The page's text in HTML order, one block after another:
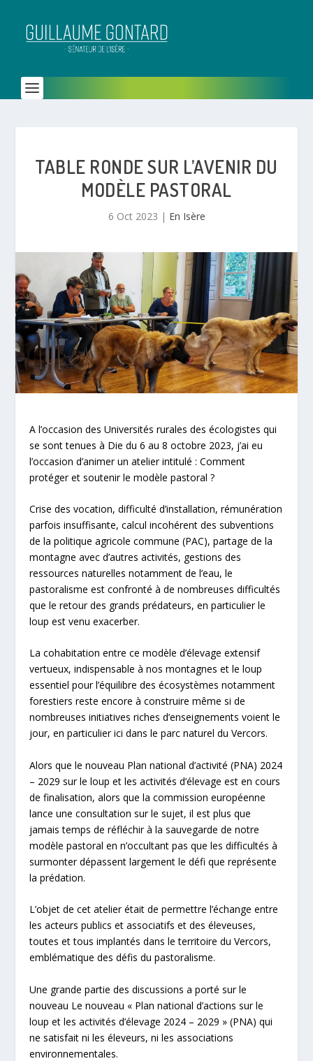
TABLE RONDE SUR L’AVENIR DU
MODÈLE PASTORAL
6 Oct 2023 | En Isère
A l’occasion des Universités rurales des écologistes qui
se sont tenues à Die du 6 au 8 octobre 2023, j’ai eu
l’occasion d’animer un atelier intitulé : Comment
protéger et soutenir le modèle pastoral ?
Crise des vocation, difficulté d’installation, rémunération
parfois insuffisante, calcul incohérent des subventions
de la politique agricole commune (PAC), partage de la
montagne avec d’autres activités, gestions des
ressources naturelles notamment de l’eau, le
pastoralisme est confronté à de nombreuses difficultés
que le retour des grands prédateurs, en particulier le
loup est venu exacerber.
La cohabitation entre ce modèle d’élevage extensif
vertueux, indispensable à nos montagnes et le loup
essentiel pour l’équilibre des écosystèmes notamment
forestiers reste encore à construire même si de
nombreuses initiatives riches d’enseignements voient le
jour, en particulier ici dans le parc naturel du Vercors.
Alors que le nouveau Plan national d’activité (PNA) 2024
– 2029 sur le loup et les activités d’élevage est en cours
de finalisation, alors que la commission européenne
lance une consultation sur le sujet, il est plus que
jamais temps de réfléchir à la sauvegarde de notre
modèle pastoral en n’occultant pas que les difficultés à
surmonter dépassent largement le défi que représente
la prédation.
L’objet de cet atelier était de permettre l’échange entre
les acteurs publics et associatifs et des éleveuses,
toutes et tous implantés dans le territoire du Vercors,
emblématique des défis du pastoralisme.
Une grande partie des discussions a porté sur le
nouveau Le nouveau « Plan national d’actions sur le
loup et les activités d’élevage 2024 – 2029 » (PNA) qui
ne satisfait ni les éleveurs, ni les associations
environnementales.